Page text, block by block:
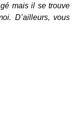
mais il se trouve
D’ailleurs, vous